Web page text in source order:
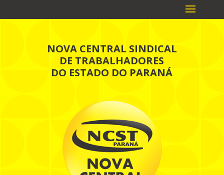
NOVA CENTRAL SINDICAL
DE TRABALHADORES
DO ESTADO DO PARANÁ